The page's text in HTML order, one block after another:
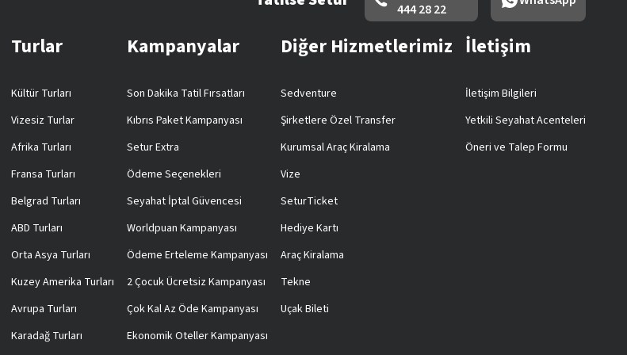
444 28 22
Turlar
Kültür Turları
Vizesiz Turlar
Afrika Turları
Fransa Turları
Belgrad Turları
ABD Turları
Orta Asya Turları
Kuzey Amerika Turları
Avrupa Turları
Karadağ Turları
Kampanyalar
Son Dakika Tatil Fırsatları
Kıbrıs Paket Kampanyası
Setur Extra
Ödeme Seçenekleri
Seyahat İptal Güvencesi
Worldpuan Kampanyası
Ödeme Erteleme Kampanyası
2 Çocuk Ücretsiz Kampanyası
Çok Kal Az Öde Kampanyası
Ekonomik Oteller Kampanyası
Diğer Hizmetlerimiz
Sedventure
Şirketlere Özel Transfer
Kurumsal Araç Kiralama
Vize
SeturTicket
Hediye Kartı
Araç Kiralama
Tekne
Uçak Bileti
İletişim
İletişim Bilgileri
Yetkili Seyahat Acenteleri
Öneri ve Talep Formu